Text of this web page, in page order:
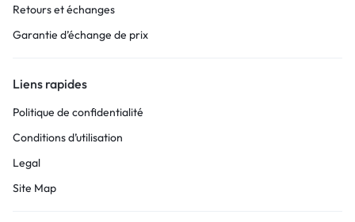
Retours et échanges
Garantie d’échange de prix
Liens rapides
Politique de confidentialité
Conditions d’utilisation
Legal
Site Map